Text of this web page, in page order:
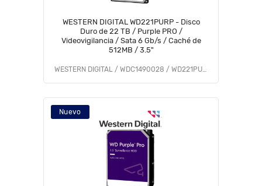
WESTERN DIGITAL WD221PURP - Disco
Duro de 22 TB / Purple PRO /
Videovigilancia / Sata 6 Gb/s / Caché de
512MB / 3.5"
WESTERN DIGITAL / WDC1490028 / WD221PURP
Nuevo